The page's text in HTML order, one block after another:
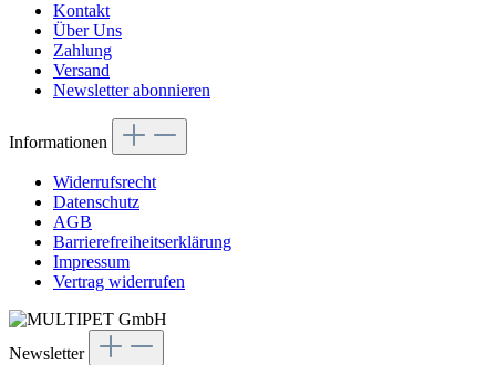
Kontakt
Über Uns
Zahlung
Versand
Newsletter abonnieren
Informationen
Widerrufsrecht
Datenschutz
AGB
Barrierefreiheitserklärung
Impressum
Vertrag widerrufen
Newsletter